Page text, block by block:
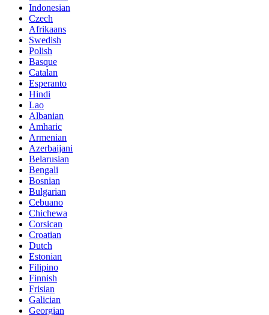
Indonesian
Czech
Afrikaans
Swedish
Polish
Basque
Catalan
Esperanto
Hindi
Lao
Albanian
Amharic
Armenian
Azerbaijani
Belarusian
Bengali
Bosnian
Bulgarian
Cebuano
Chichewa
Corsican
Croatian
Dutch
Estonian
Filipino
Finnish
Frisian
Galician
Georgian